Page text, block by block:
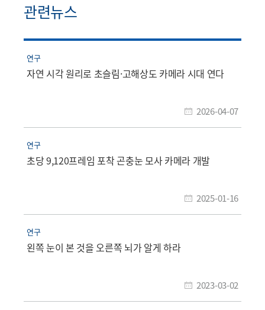
관련뉴스
연구
자연 시각 원리로 초슬림·고해상도 카메라 시대 연다
2026-04-07
연구
초당 9,120프레임 포착 곤충눈 모사 카메라 개발
2025-01-16
연구
왼쪽 눈이 본 것을 오른쪽 뇌가 알게 하라
2023-03-02